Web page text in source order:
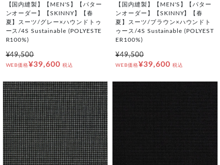
【国内縫製】【MEN'S】【パター
ンオーダー】【SKINNY】【春
夏】スーツ/グレー×ハウンドトゥ
ース/4S Sustainable (POLYESTE
R100%)
¥49,500
WEB価格¥39,600 税込
【国内縫製】【MEN'S】【パター
ンオーダー】【SKINNY】【春
夏】スーツ/ブラウン×ハウンドト
ゥース/4S Sustainable (POLYEST
ER100%)
¥49,500
WEB価格¥39,600 税込